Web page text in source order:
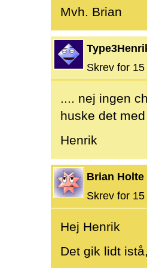
Mvh. Brian
Skrev for
.... nej ingen
huske det
Henrik
Brian Holte
Skrev for
Hej Henrik
Det gik lidt